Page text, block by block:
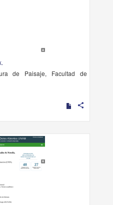
de Paisaje, Facultad de
share